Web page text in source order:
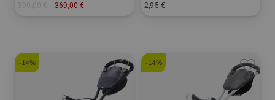
369,00 € 2,95 €
-14% -14%